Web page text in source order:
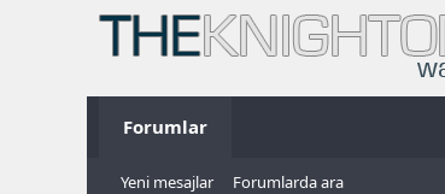
Forumlar
Yeni mesajlar Forumlarda ara